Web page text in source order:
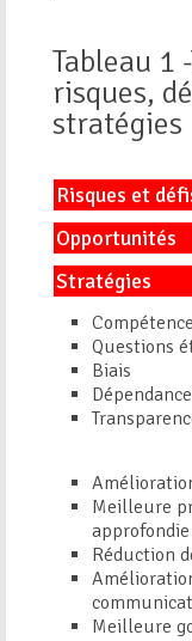
Tableau 1
risques,
stratégies
Risques et
Opportunités
Stratégies
Questions
Biais
Meilleure
Réduction
Meilleure